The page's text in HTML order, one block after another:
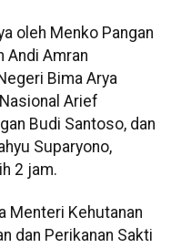
oleh Menko Pangan
Andi Amran
Bima Arya
Arief
Budi Santoso, dan
Suparyono,
2 jam.
Menteri Kehutanan
dan Perikanan Sakti